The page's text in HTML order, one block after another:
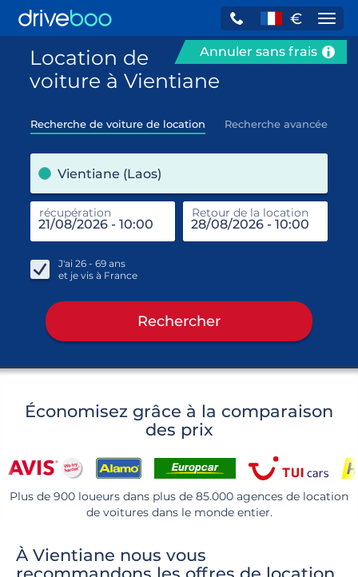
€
Annuler sans frais
Location de
voiture à Vientiane
Recherche de voiture de location Recherche avancée
Vientiane (Laos)
récupération Retour de la location
J'ai 26 - 69 ans
et je vis à France
Rechercher
Économisez grâce à la comparaison
des prix
Plus de 900 loueurs dans plus de 85.000 agences de location
de voitures dans le monde entier.
À Vientiane nous vous